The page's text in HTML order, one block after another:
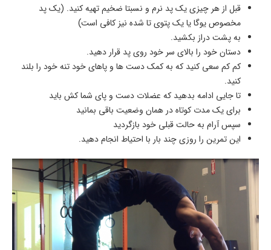
قبل از هر چیزی یک پد نرم و نسبتا ضخیم تهیه کنید. (یک پد
مخصوص یوگا یا یک پتوی تا شده نیز کافی است)
به پشت دراز بکشید.
دستان خود را بالای سر خود روی پد قرار دهید.
کم کم سعی کنید که به کمک دست ها و پاهای خود تنه خود را بلند
کنید.
تا جایی ادامه بدهید که عضلات دست و پای شما کش باید
برای یک مدت کوتاه در همان وضعیت باقی بمانید
سپس آرام به حالت قبلی خود بازگردید
این تمرین را روزی چند بار با احتیاط انجام دهید.